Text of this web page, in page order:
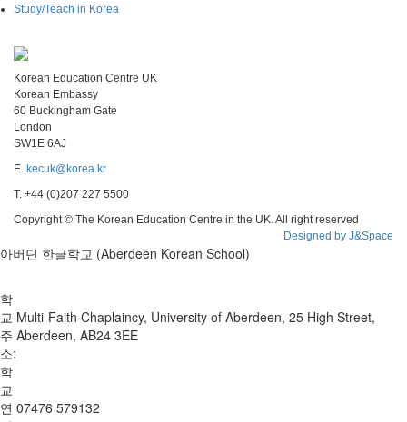
Study/Teach in Korea
Korean Education Centre UK
Korean Embassy
60 Buckingham Gate
London
SW1E 6AJ
E. kecuk@korea.kr
T. +44 (0)207 227 5500
Copyright © The Korean Education Centre in the UK. All right reserved
Designed by J&Space
아버딘 한글학교 (Aberdeen Korean School)
학
교
주
소:
Multi-Faith Chaplaincy, University of Aberdeen, 25 High Street,
Aberdeen, AB24 3EE
학
교
연 07476 579132